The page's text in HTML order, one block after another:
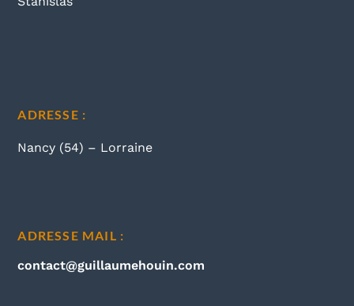
ADRESSE :
Nancy (54) – Lorraine
ADRESSE MAIL :
contact@guillaumehouin.com